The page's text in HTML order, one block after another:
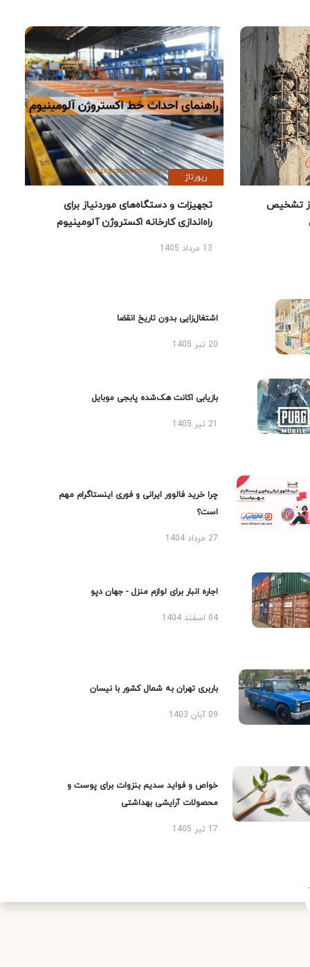
تشخیص
رپورتاژ
تجهیزات و دستگاه‌های موردنیاز برای
راه‌اندازی کارخانه اکستروژن آلومینیوم
13 مرداد 1405
اشتغال‌زایی بدون تاریخ انقضا
20 تیر 1405
بازیابی اکانت هک‌شده پابجی موبایل
چرا خرید فالوور ایرانی و فوری اینستاگرام مهم
است؟
27 مرداد 1404
اجاره انبار برای لوازم منزل - جهان دپو
04 اسفند 1404
باربری تهران به شمال کشور با نیسان
09 آبان 1403
خواص و فواید سدیم بنزوات برای پوست و
محصولات آرایشی بهداشتی
17 تیر 1405